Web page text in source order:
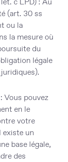
(art. 30 ss
ou la
la mesure où
du
légale
Vous pouvez
en le
votre
existe un
base légale,
des